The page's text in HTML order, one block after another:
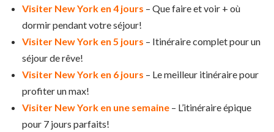
Visiter New York en 4 jours – Que faire et voir + où
dormir pendant votre séjour!
Visiter New York en 5 jours – Itinéraire complet pour un
séjour de rêve!
Visiter New York en 6 jours – Le meilleur itinéraire pour
profiter un max!
Visiter New York en une semaine – L’itinéraire épique
pour 7 jours parfaits!